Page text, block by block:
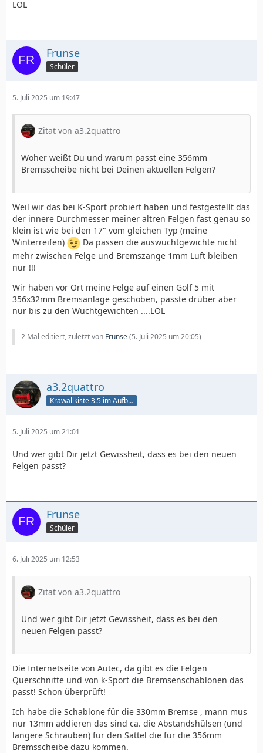
LOL
Frunse
Schüler
5. Juli 2025 um 19:47
Zitat von a3.2quattro
Woher weißt Du und warum passt eine 356mm
Bremsscheibe nicht bei Deinen aktuellen Felgen?
Weil wir das bei K-Sport probiert haben und festgestellt das
der innere Durchmesser meiner altren Felgen fast genau so
klein ist wie bei den 17" vom gleichen Typ (meine
Winterreifen)
Da passen die auswuchtgewichte nicht
mehr zwischen Felge und Bremszange 1mm Luft bleiben
nur !!!
Wir haben vor Ort meine Felge auf einen Golf 5 mit
356x32mm Bremsanlage geschoben, passte drüber aber
nur bis zu den Wuchtgewichten ....LOL
2 Mal editiert, zuletzt von Frunse(5. Juli 2025 um 20:05)
a3.2quattro
Krawallkiste 3.5 im Aufbau
5. Juli 2025 um 21:01
Und wer gibt Dir jetzt Gewissheit, dass es bei den neuen
Felgen passt?
Frunse
Schüler
6. Juli 2025 um 12:53
Zitat von a3.2quattro
Und wer gibt Dir jetzt Gewissheit, dass es bei den
neuen Felgen passt?
Die Internetseite von Autec, da gibt es die Felgen
Querschnitte und von k-Sport die Bremsenschablonen das
passt! Schon überprüft!
Ich habe die Schablone für die 330mm Bremse , mann mus
nur 13mm addieren das sind ca. die Abstandshülsen (und
längere Schrauben) für den Sattel die für die 356mm
Bremsscheibe dazu kommen.